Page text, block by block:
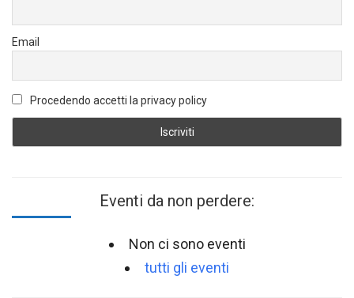
Email
Procedendo accetti la privacy policy
Eventi da non perdere:
Non ci sono eventi
tutti gli eventi